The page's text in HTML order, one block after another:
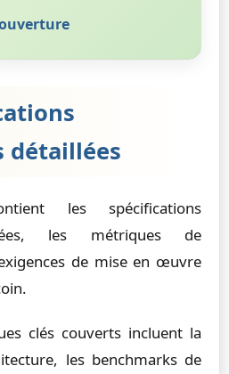
détaillées
les spécifications
les métriques de
de mise en œuvre
clés couverts incluent la
les benchmarks de